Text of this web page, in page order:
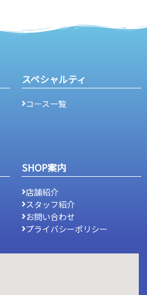
スペシャルティ
コース一覧
SHOP案内
店舗紹介
スタッフ紹介
お問い合わせ
プライバシーポリシー